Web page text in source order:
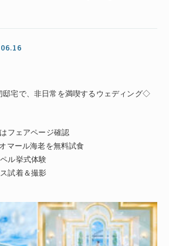
邸宅で、非日常を満喫するウェディング◇
フェアページ確認
マール海老を無料試食
ル挙式体験
試着＆撮影